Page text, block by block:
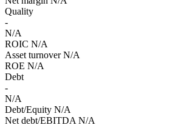
Quality
-
N/A
ROIC N/A
Asset turnover N/A
ROE N/A
Debt
-
N/A
Debt/Equity N/A
Net debt/EBITDA N/A